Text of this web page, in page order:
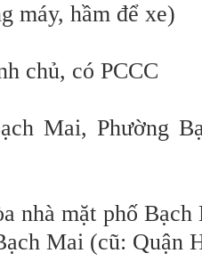
máy, hầm để xe)
chủ, có PCCC
Mai, Phường
nhà mặt phố
Mai (cũ: Quận